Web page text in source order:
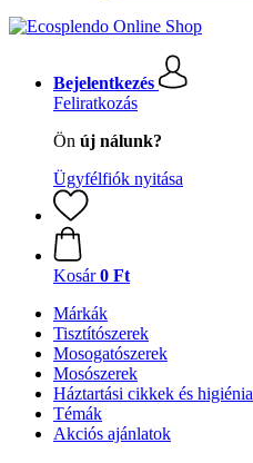
Bejelentkezés
Feliratkozás
Ön új nálunk?
Ügyfélfiók nyitása
Kosár 0 Ft
Márkák
Tisztítószerek
Mosogatószerek
Mosószerek
Háztartási cikkek és higiénia
Témák
Akciós ajánlatok